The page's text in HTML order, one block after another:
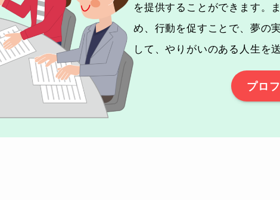
を提供することができます。
め、行動を促すことで、夢の
して、やりがいのある人生を
プロ